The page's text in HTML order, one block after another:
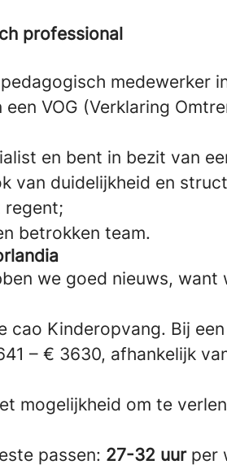
professional
medewerker
VOG (Verklaring
en bent in bezit van
van duidelijkheid en
regent;
betrokken team.
we goed nieuws, want
cao Kinderopvang. Bij
– € 3630, afhankelijk
mogelijkheid om te
passen: 27-32 uur per